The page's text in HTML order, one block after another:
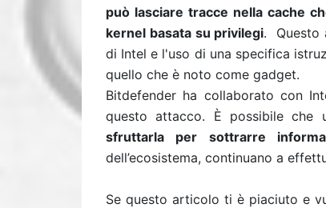
può lasciare tracce nella cache
kernel basata su privilegi. Questo
di Intel e l'uso di una specifica
quello che è noto come gadget.
Bitdefender ha collaborato con
questo attacco. È possibile che
sfruttarla per sottrarre
dell’ecosistema, continuano a
Se questo articolo ti è piaciuto e